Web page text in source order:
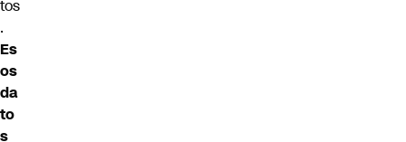
tos
.
Es
os
da
to
s